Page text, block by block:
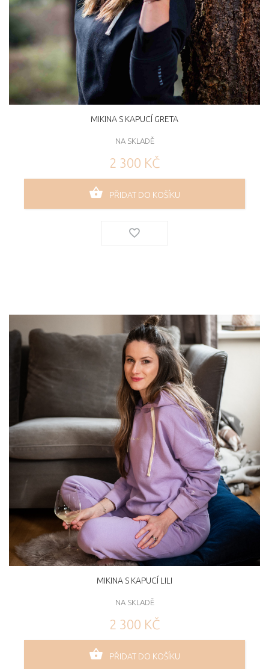
MIKINA S KAPUCÍ GRETA
NA SKLADĚ
2 300 KČ
PŘIDAT DO KOŠÍKU
MIKINA S KAPUCÍ LILI
NA SKLADĚ
2 300 KČ
PŘIDAT DO KOŠÍKU